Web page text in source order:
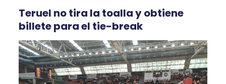
Teruel no tira la toalla y obtiene
billete para el tie-break